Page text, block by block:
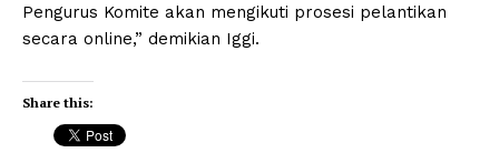
Pengurus Komite akan mengikuti prosesi pelantikan
secara online,” demikian Iggi.
Share this: